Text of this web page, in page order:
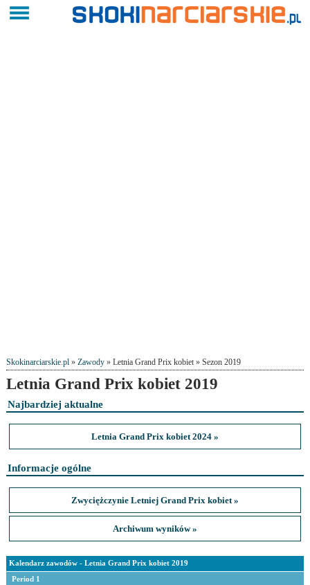
Skokinarciarskie.pl» Zawody» Letnia Grand Prix kobiet » Sezon 2019
Letnia Grand Prix kobiet 2019
Najbardziej aktualne
Letnia Grand Prix kobiet 2024 »
Informacje ogólne
Zwyciężczynie Letniej Grand Prix kobiet »
Archiwum wyników »
Kalendarz zawodów - Letnia Grand Prix kobiet 2019
Period 1